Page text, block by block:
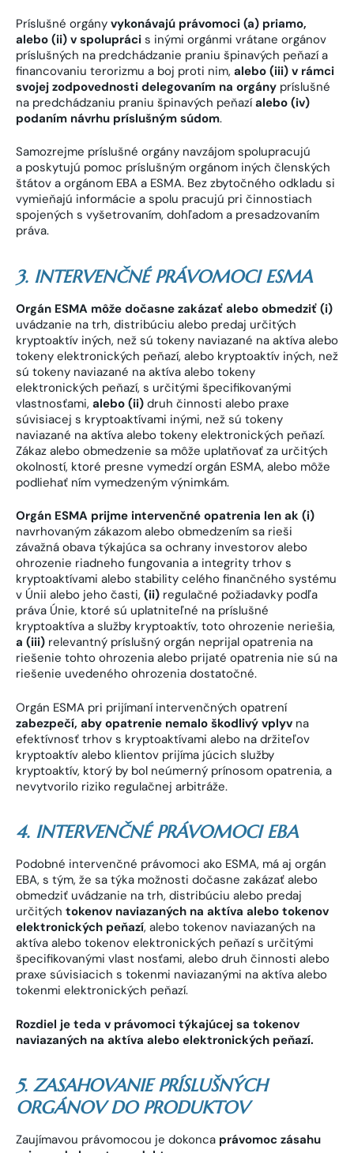
Príslušné orgány vykonávajú právomoci (a) priamo,
alebo (ii) v spolupráci s inými orgánmi vrátane orgánov
príslušných na predchádzanie praniu špinavých peňazí a
financovaniu terorizmu a boj proti nim, alebo (iii) v rámci
svojej zodpovednosti delegovaním na orgány príslušné
na predchádzaniu praniu špinavých peňazíalebo (iv)
podaním návrhu príslušným súdom.
Samozrejme príslušné orgány navzájom spolupracujú
a poskytujú pomoc príslušným orgánom iných členských
štátov a orgánom EBA a ESMA. Bez zbytočného odkladu si
vymieňajú informácie a spolu pracujú pri činnostiach
spojených s vyšetrovaním, dohľadom a presadzovaním
práva.
3. INTERVENČNÉ PRÁVOMOCI ESMA
Orgán ESMA môže dočasne zakázať alebo obmedziť (i)
uvádzanie na trh, distribúciu alebo predaj určitých
kryptoaktív iných, než sú tokeny naviazané na aktíva alebo
tokeny elektronických peňazí, alebo kryptoaktív iných, než
sú tokeny naviazané na aktíva alebo tokeny
elektronických peňazí, s určitými špecifikovanými
vlastnosťami, alebo (ii) druh činnosti alebo praxe
súvisiacej s kryptoaktívami inými, než sú tokeny
naviazané na aktíva alebo tokeny elektronických peňazí.
Zákaz alebo obmedzenie sa môže uplatňovať za určitých
okolností, ktoré presne vymedzí orgán ESMA, alebo môže
podliehať ním vymedzeným výnimkám.
Orgán ESMA prijme intervenčné opatrenia len ak (i)
navrhovaným zákazom alebo obmedzením sa rieši
závažná obava týkajúca sa ochrany investorov alebo
ohrozenie riadneho fungovania a integrity trhov s
kryptoaktívami alebo stability celého finančného systému
v Únii alebo jeho časti, (ii) regulačné požiadavky podľa
práva Únie, ktoré sú uplatniteľné na príslušné
kryptoaktíva a služby kryptoaktív, toto ohrozenie neriešia,
a (iii) relevantný príslušný orgán neprijal opatrenia na
riešenie tohto ohrozenia alebo prijaté opatrenia nie sú na
riešenie uvedeného ohrozenia dostatočné.
Orgán ESMA pri prijímaní intervenčných opatrení
zabezpečí, aby opatrenie nemalo škodlivý vplyv na
efektívnosť trhov s kryptoaktívami alebo na držiteľov
kryptoaktív alebo klientov prijíma júcich služby
kryptoaktív, ktorý by bol neúmerný prínosom opatrenia, a
nevytvorilo riziko regulačnej arbitráže.
4. INTERVENČNÉ PRÁVOMOCI EBA
Podobné intervenčné právomoci ako ESMA, má aj orgán
EBA, s tým, že sa týka možnosti dočasne zakázať alebo
obmedziť uvádzanie na trh, distribúciu alebo predaj
určitých tokenov naviazaných na aktíva alebo tokenov
elektronických peňazí, alebo tokenov naviazaných na
aktíva alebo tokenov elektronických peňazí s určitými
špecifikovanými vlast nosťami, alebo druh činnosti alebo
praxe súvisiacich s tokenmi naviazanými na aktíva alebo
tokenmi elektronických peňazí.
Rozdiel je teda v právomoci týkajúcej sa tokenov
naviazaných na aktíva alebo elektronických peňazí.
5. ZASAHOVANIE PRÍSLUŠNÝCH
ORGÁNOV DO PRODUKTOV
Zaujímavou právomocou je dokonca právomoc zásahu